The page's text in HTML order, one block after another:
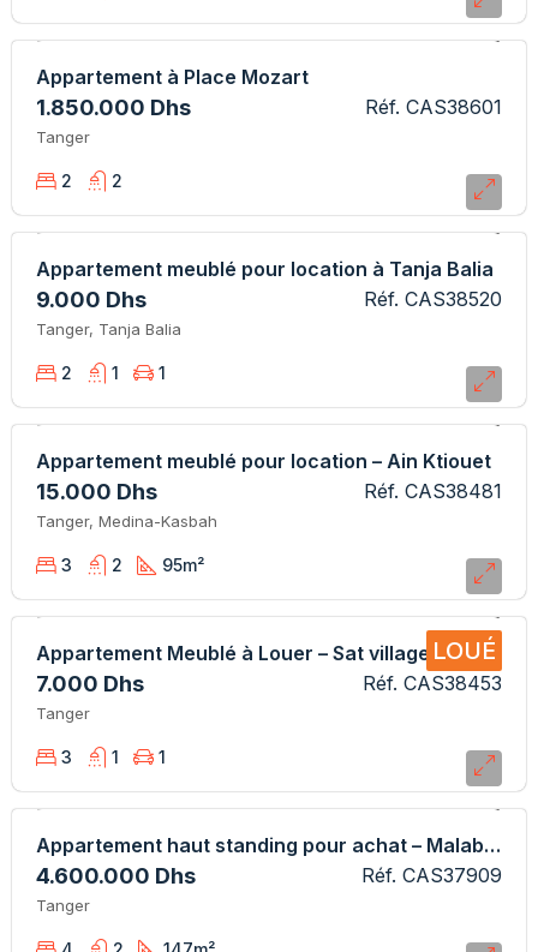
Appartement à Place Mozart
1.850.000 Dhs Réf. CAS38601
Tanger
2 2
Appartement meublé pour location à Tanja Balia
9.000 Dhs Réf. CAS38520
Tanger, Tanja Balia
2 1 1
Appartement meublé pour location – Ain Ktiouet
15.000 Dhs Réf. CAS38481
Tanger, Medina-Kasbah
3 2 95m²
LOUÉ
Appartement Meublé à Louer – Sat village
7.000 Dhs Réf. CAS38453
Tanger
3 1 1
Appartement haut standing pour achat – Malabata
4.600.000 Dhs Réf. CAS37909
Tanger